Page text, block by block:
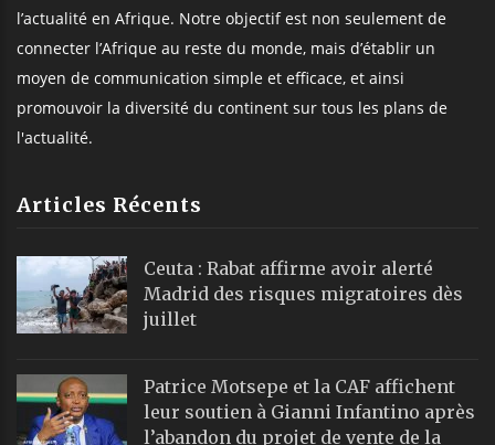
l’actualité en Afrique. Notre objectif est non seulement de
connecter l’Afrique au reste du monde, mais d’établir un
moyen de communication simple et efficace, et ainsi
promouvoir la diversité du continent sur tous les plans de
l'actualité.
Articles Récents
Ceuta : Rabat affirme avoir alerté
Madrid des risques migratoires dès
juillet
Patrice Motsepe et la CAF affichent
leur soutien à Gianni Infantino après
l’abandon du projet de vente de la